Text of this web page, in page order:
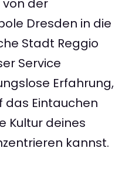
von der
Dresden in die
Stadt Reggio
Service
Erfahrung,
das Eintauchen
Kultur deines
kannst.